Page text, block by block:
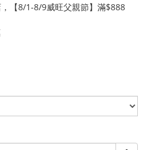
【8/1-8/9威旺父親節】滿$888